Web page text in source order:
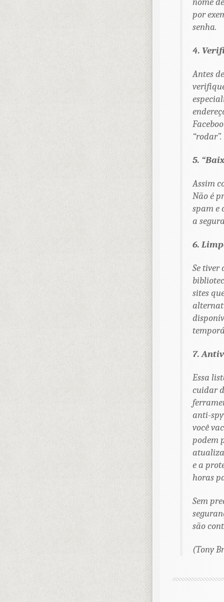
por
senha.
4.
Antes
“rodar”.
5.
Assim
Não é
spam e
a
6.
Se tiver
sites
7.
Essa
cuidar
anti-
você
podem
e a
horas
Sem
são
(Tony